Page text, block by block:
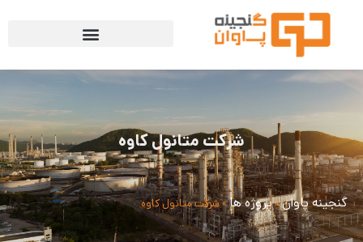
شرکت متانول کاوه
گنجینه پاوان»پروژه ها»شرکت متانول کاوه